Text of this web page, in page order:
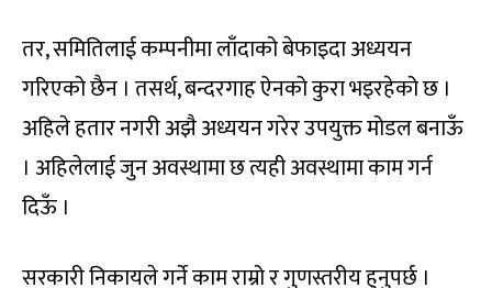
तर, समितिलाई कम्पनीमा लाँदाको बेफाइदा अध्ययन
गरिएको छैन । तसर्थ, बन्दरगाह ऐनको कुरा भइरहेको छ ।
अहिले हतार नगरी अझै अध्ययन गरेर उपयुक्त मोडल बनाऊँ
। अहिलेलाई जुन अवस्थामा छ त्यही अवस्थामा काम गर्न
दिऊँ ।
सरकारी निकायले गर्ने काम राम्रो र गुणस्तरीय हुनुपर्छ ।